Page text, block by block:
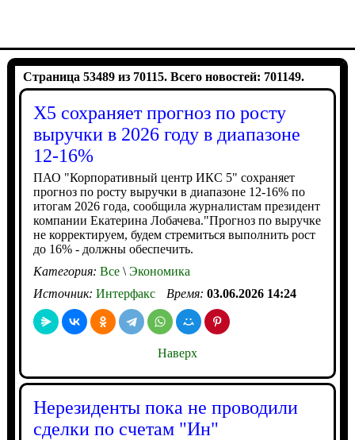
Страница 53489 из 70115. Всего новостей: 701149.
X5 сохраняет прогноз по росту
выручки в 2026 году в диапазоне
12-16%
ПАО "Корпоративный центр ИКС 5" сохраняет
прогноз по росту выручки в диапазоне 12-16% по
итогам 2026 года, сообщила журналистам президент
компании Екатерина Лобачева."Прогноз по выручке
не корректируем, будем стремиться выполнить рост
до 16% - должны обеспечить.
Категория: Все\Экономика
Источник: Интерфакс Время: 03.06.2026 14:24
Наверх
Нерезиденты пока не проводили
сделки по счетам "Ин"